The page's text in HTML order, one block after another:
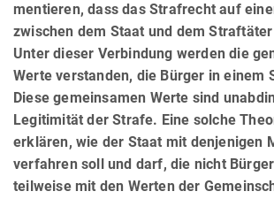
men­tieren, dass das Strafrecht auf
zwischen dem Staat und dem
Unter dieser Verbindung werden die
Werte verstanden, die Bürger in einem
Diese gemeinsamen Werte sind
Legitimität der Strafe. Eine sol­che
erklären, wie der Staat mit denjenigen
verfahren soll und darf, die nicht
teilweise mit den Werten der